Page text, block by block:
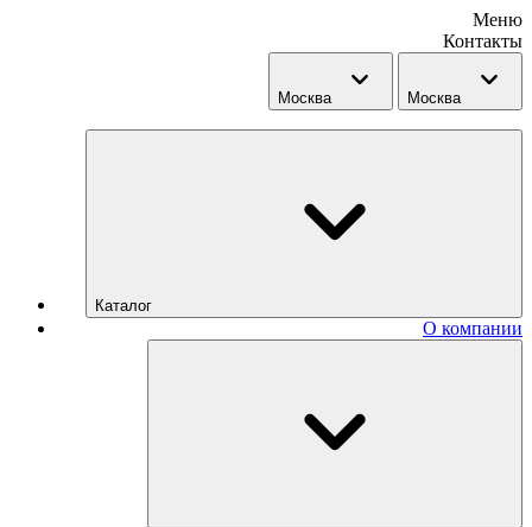
Меню
Контакты
Москва Москва
Каталог
О компании